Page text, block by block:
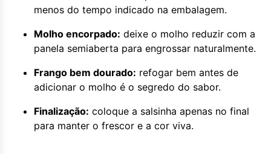
menos do tempo indicado na embalagem.
Molho encorpado: deixe o molho reduzir com a
panela semiaberta para engrossar naturalmente.
Frango bem dourado: refogar bem antes de
adicionar o molho é o segredo do sabor.
Finalização: coloque a salsinha apenas no final
para manter o frescor e a cor viva.